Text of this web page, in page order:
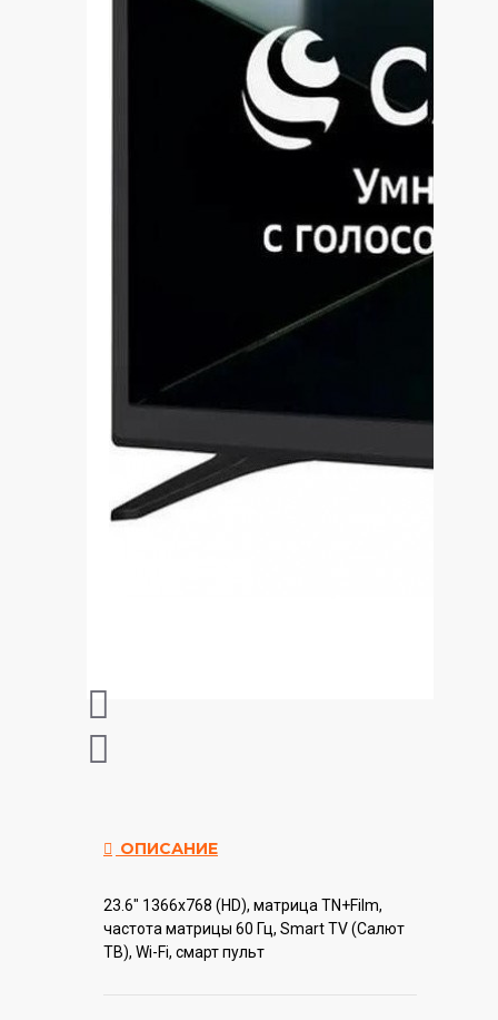
ОПИСАНИЕ
23.6" 1366x768 (HD), матрица TN+Film,
частота матрицы 60 Гц, Smart TV (Салют
ТВ), Wi-Fi, смарт пульт